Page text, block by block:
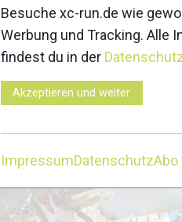
12 13
Besuche xc-run.de wie
Werbung und Tracking. Alle
findest du in der
Akzeptieren und weiter
ImpressumDatenschutzAbo